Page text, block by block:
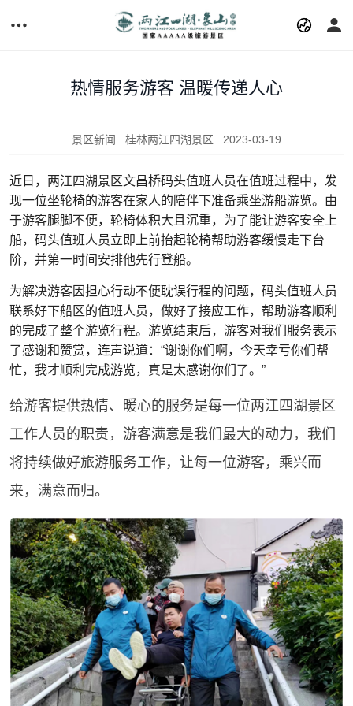
热情服务游客 温暖传递人心
景区新闻 桂林两江四湖景区 2023-03-19
近日，两江四湖景区文昌桥码头值班人员在值班过程中，发
现一位坐轮椅的游客在家人的陪伴下准备乘坐游船游览。由
于游客腿脚不便，轮椅体积大且沉重，为了能让游客安全上
船，码头值班人员立即上前抬起轮椅帮助游客缓慢走下台
阶，并第一时间安排他先行登船。
为解决游客因担心行动不便耽误行程的问题，码头值班人员
联系好下船区的值班人员，做好了接应工作，帮助游客顺利
的完成了整个游览行程。游览结束后，游客对我们服务表示
了感谢和赞赏，连声说道：“谢谢你们啊，今天幸亏你们帮
忙，我才顺利完成游览，真是太感谢你们了。”
给游客提供热情、暖心的服务是每一位两江四湖景区
工作人员的职责，游客满意是我们最大的动力，我们
将持续做好旅游服务工作，让每一位游客，乘兴而
来，满意而归。